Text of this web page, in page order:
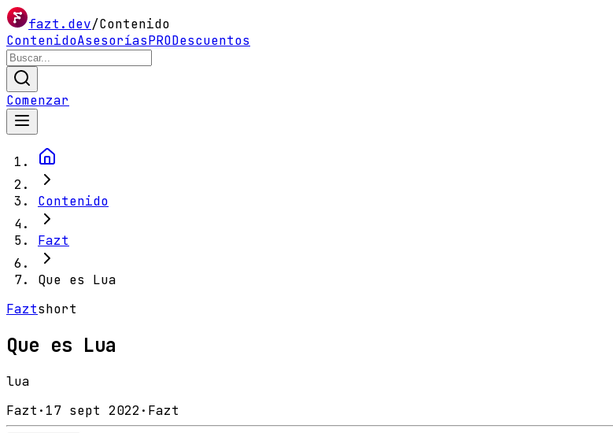
fazt.dev/Contenido
ContenidoAsesoríasPRODescuentos
Comenzar
Contenido
Fazt
Que es Lua
Faztshort
Que es Lua
lua
Fazt · 17 sept 2022 · Fazt